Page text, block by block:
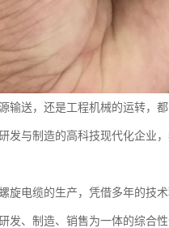
输送，还是工程机械的运转，
发与制造的高科技现代化企业
旋电缆的生产，凭借多年的技
发、制造、销售为一体的综合